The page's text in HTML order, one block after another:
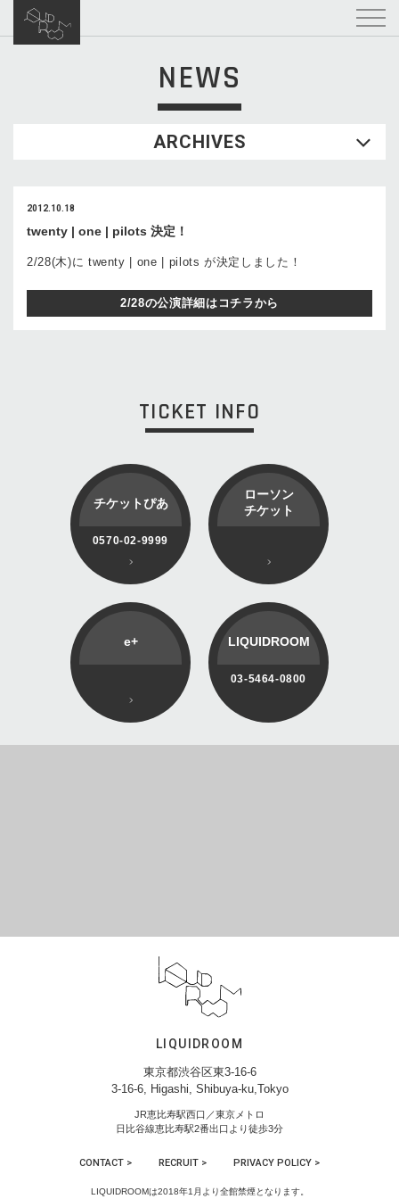
NEWS
ARCHIVES
2012.10.18
twenty | one | pilots 決定！
2/28(木)に twenty | one | pilots が決定しました！
2/28の公演詳細はコチラから
TICKET INFO
チケットぴあ
0570-02-9999
ローソン
チケット
e+ LIQUIDROOM
03-5464-0800
LIQUIDROOM
東京都渋谷区東3-16-6
3-16-6, Higashi, Shibuya-ku,Tokyo
JR恵比寿駅西口／東京メトロ
日比谷線恵比寿駅2番出口より徒歩3分
CONTACT > RECRUIT > PRIVACY POLICY >
LIQUIDROOMは2018年1月より全館禁煙となります。